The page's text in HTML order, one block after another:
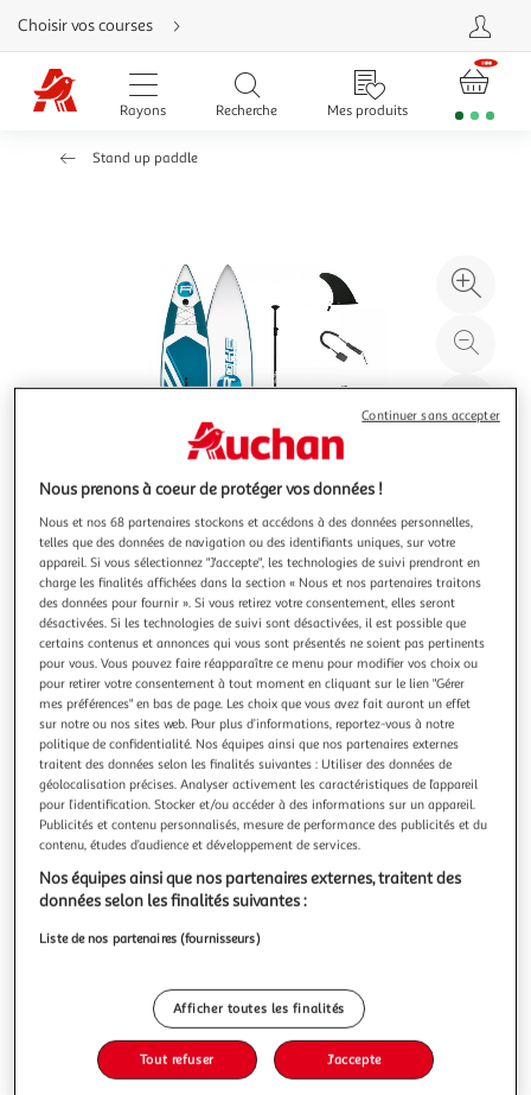
Aller
directement
au
contenu
Aller
directement
Aller
Choisir vos courses
Rayons Recherche Mes produits
Stand up paddle
à
100
le
Illustration
précédente
Illustration
suivante
Livraison offerte
ROHE
Pack Stand Up Paddle gonflable ROHE RACE 12' x 32''
x 6'' (365 x 81 x 15 cm) – avec accessoires
Modèle conçu pour la vitesse, néanmoins, la stabilité qui
fait souvent défaut à cette catégorie a été préservée, pour
laisser l'accès aux randonnées tranquilles ou sportives aux
utilisateurs débutants ou ne cherchant pas
particulièrement la performance
En savoir +
Vendu par Sport4Heros
Livraison dès 2/3 jours
Retrait offert dès 35€
Plus d'options
529,90€
dont 2,45€ d'éco-part.
Ajouter au panier
Ajouter à une liste
Nous prenons à coeur de protéger vos données !
Nous et nos 68 partenaires stockons et accédons à des données personnelles,
telles que des données de navigation ou des identifiants uniques, sur votre
appareil. Si vous sélectionnez "J'accepte", les technologies de suivi prendront en
charge les finalités affichées dans la section « Nous et nos partenaires traitons
des données pour fournir ». Si vous retirez votre consentement, elles seront
désactivées. Si les technologies de suivi sont désactivées, il est possible que
certains contenus et annonces qui vous sont présentés ne soient pas pertinents
pour vous. Vous pouvez faire réapparaître ce menu pour modifier vos choix ou
pour retirer votre consentement à tout moment en cliquant sur le lien "Gérer
mes préférences" en bas de page. Les choix que vous avez fait auront un effet
sur notre ou nos sites web. Pour plus d’informations, reportez-vous à notre
politique de confidentialité. Nos équipes ainsi que nos partenaires externes
traitent des données selon les finalités suivantes : Utiliser des données de
géolocalisation précises. Analyser activement les caractéristiques de l’appareil
pour l’identification. Stocker et/ou accéder à des informations sur un appareil.
Publicités et contenu personnalisés, mesure de performance des publicités et du
contenu, études d’audience et développement de services.
Nos équipes ainsi que nos partenaires externes, traitent des
données selon les finalités suivantes :
Liste de nos partenaires (fournisseurs)
Afficher toutes les finalités
Tout refuser J'accepte
Continuer sans accepter